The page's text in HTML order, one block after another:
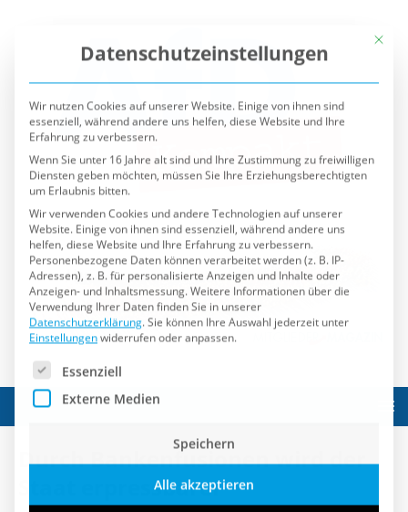
Durch Bankenfusionen wird der
Staat erpressbarer
Datenschutzeinstellungen
essenziell, während andere uns helfen, diese Website und Ihre
Erfahrung zu verbessern.
Wenn Sie unter 16 Jahre alt sind und Ihre Zustimmung zu freiwilligen
Diensten geben möchten, müssen Sie Ihre Erziehungsberechtigten
um Erlaubnis bitten.
Website. Einige von ihnen sind essenziell, während andere uns
helfen, diese Website und Ihre Erfahrung zu verbessern.
Personenbezogene Daten können verarbeitet werden (z. B. IP-
Adressen), z. B. für personalisierte Anzeigen und Inhalte oder
Anzeigen- und Inhaltsmessung.Weitere Informationen über die
Verwendung Ihrer Daten finden Sie in unserer
Datenschutzerklärung. Sie können Ihre Auswahl jederzeit unter
Einstellungenwiderrufen oder anpassen.